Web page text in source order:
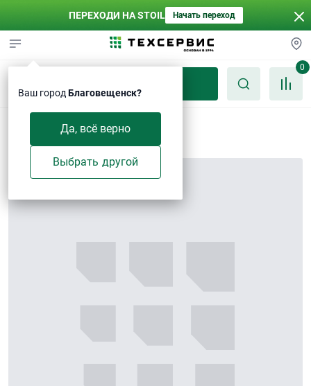
ПЕРЕХОДИ НА STOIL Начать переход
Ваш город Благовещенск?
Да, всё верно
Выбрать другой
0
Кольцо